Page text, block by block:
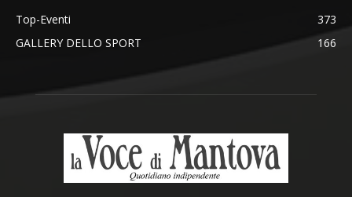
Top-Eventi
373
GALLERY DELLO SPORT
166